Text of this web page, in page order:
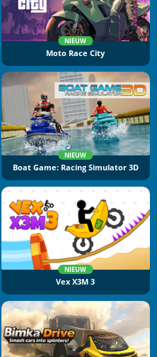
NIEUW
Moto Race City
NIEUW
Boat Game: Racing Simulator 3D
NIEUW
Vex X3M 3